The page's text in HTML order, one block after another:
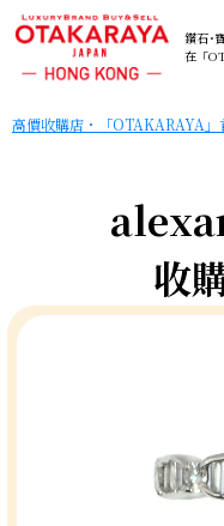
鑽石･
在「
高價收購店・「OTAKARAYA」
收